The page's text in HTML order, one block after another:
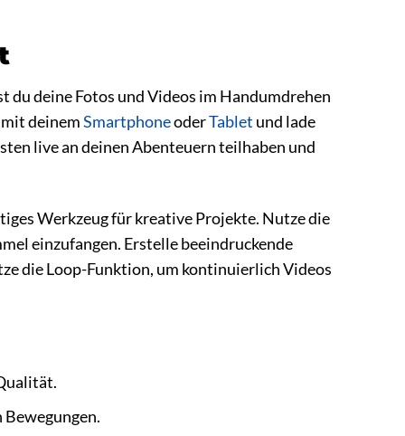
deine Fotos und Videos im Handumdrehen
mit deinemSmartphoneoderTablet und lade
live an deinen Abenteuern teilhaben und
Werkzeug für kreative Projekte. Nutze die
einzufangen. Erstelle beeindruckende
die Loop-Funktion, um kontinuierlich Videos
Bewegungen.